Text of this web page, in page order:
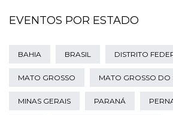
EVENTOS POR ESTADO
BAHIA BRASIL DISTRITO
MATO GROSSO MATO GROSSO DO
MINAS GERAIS PARANÁ